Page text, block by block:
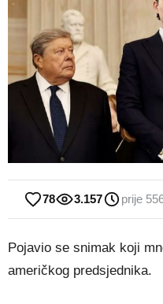
78 3.157 prije
Pojavio se snimak koji
američkog predsjednika.